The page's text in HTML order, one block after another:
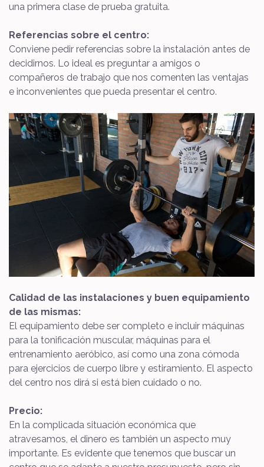
una primera clase de prueba gratuita.
Referencias sobre el centro:
Conviene pedir referencias sobre la instalación antes de
decidirnos. Lo ideal es preguntar a amigos o
compañeros de trabajo que nos comenten las ventajas
e inconvenientes que pueda presentar el centro.
Calidad de las instalaciones y buen equipamiento
de las mismas:
El equipamiento debe ser completo e incluir máquinas
para la tonificación muscular, máquinas para el
entrenamiento aeróbico, así como una zona cómoda
para ejercicios de cuerpo libre y estiramiento. El aspecto
del centro nos dirá si está bien cuidado o no.
Precio:
En la complicada situación económica que
atravesamos, el dinero es también un aspecto muy
importante. Es evidente que tenemos que buscar un